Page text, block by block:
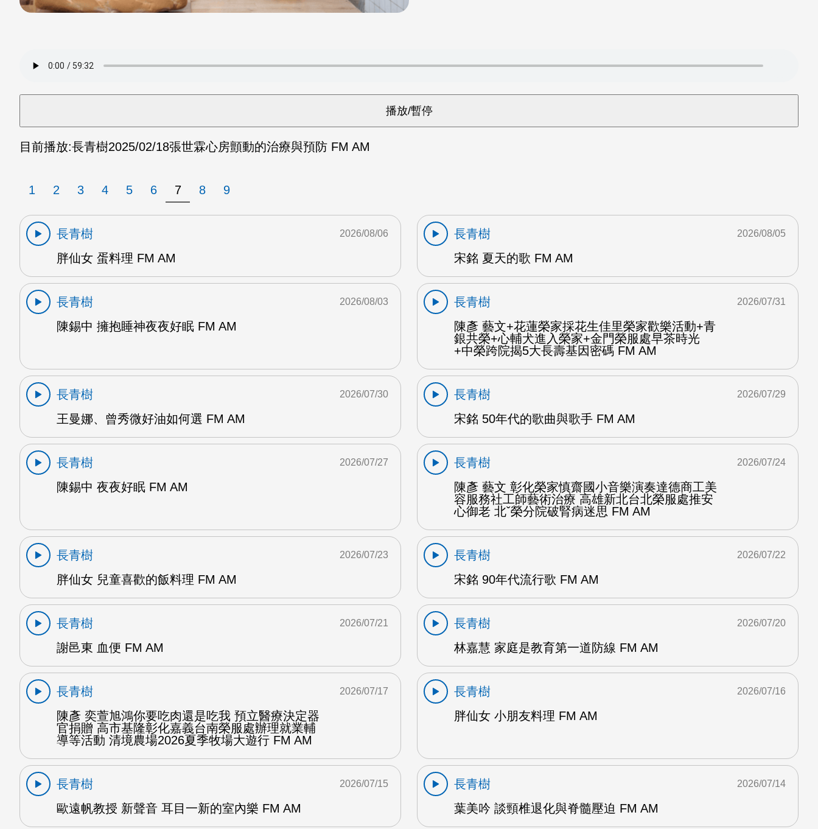
目前播放:長青樹2025/02/18張世霖心房顫動的治療與預防 FM AM
1 2 3 4 5 6 7 8 9
長青樹
胖仙女 蛋料理 FM AM
2026/08/06
長青樹
宋銘 夏天的歌 FM AM
2026/08/05
長青樹
陳錫中 擁抱睡神夜夜好眠 FM AM
2026/08/03
長青樹
陳彥 藝文+花蓮榮家採花生佳里榮家歡樂活動+青
銀共榮+心輔犬進入榮家+金門榮服處早茶時光
+中榮跨院揭5大長壽基因密碼 FM AM
2026/07/31
長青樹
王曼娜、曾秀微好油如何選 FM AM
2026/07/30
長青樹
宋銘 50年代的歌曲與歌手 FM AM
2026/07/29
長青樹
陳錫中 夜夜好眠 FM AM
2026/07/27
長青樹
陳彥 藝文 彰化榮家慎齋國小音樂演奏達德商工美
容服務社工師藝術治療 高雄新北台北榮服處推安
心御老 北ˇ榮分院破腎病迷思 FM AM
2026/07/24
長青樹
胖仙女 兒童喜歡的飯料理 FM AM
2026/07/23
長青樹
宋銘 90年代流行歌 FM AM
2026/07/22
長青樹
謝邑東 血便 FM AM
2026/07/21
長青樹
林嘉慧 家庭是教育第一道防線 FM AM
2026/07/20
長青樹
陳彥 奕萱旭鴻你要吃肉還是吃我 預立醫療決定器
官捐贈 高市基隆彰化嘉義台南榮服處辦理就業輔
導等活動 清境農場2026夏季牧場大遊行 FM AM
2026/07/17
長青樹
胖仙女 小朋友料理 FM AM
2026/07/16
長青樹
歐遠帆教授 新聲音 耳目一新的室內樂 FM AM
2026/07/15
長青樹
葉美吟 談頸椎退化與脊髓壓迫 FM AM
2026/07/14